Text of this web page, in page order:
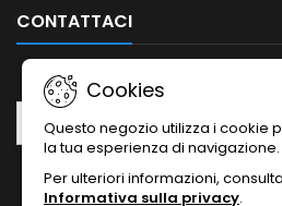
CONTATTACI
Cookies
Questo negozio utilizza i cookie
la tua esperienza di navigazione.
Per ulteriori informazioni,
Informativa sulla privacy.